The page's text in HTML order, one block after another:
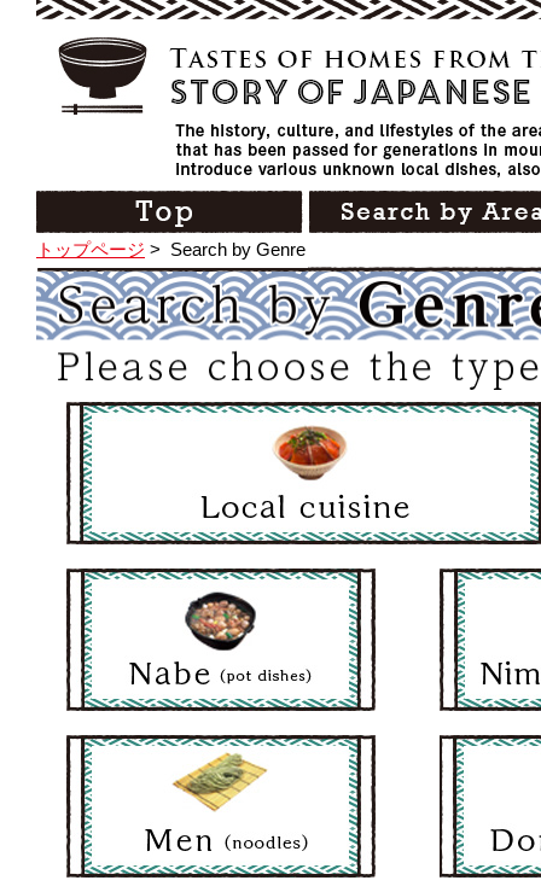
トップページ > Search by Genre